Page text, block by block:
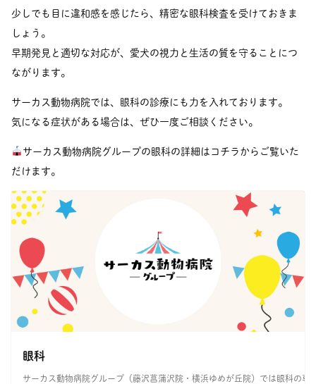
少しでも目に違和感を感じたら、精密な眼科検査を受けておきま
しょう。
早期発見と適切な対応が、愛犬の視力と生活の質を守ることにつ
ながります。
サーカス動物病院では、眼科の診療にも力を入れております。
気になる症状がある場合は、ぜひ一度ご相談ください。
サーカス動物病院グループの眼科の詳細はコチラからご覧いた
だけます。
眼科
サーカス動物病院グループ（藤沢菖蒲沢院・横浜ゆめが丘院）では眼科の専